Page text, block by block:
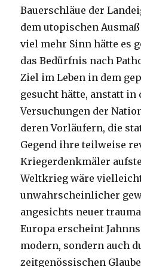
Bauerschläue der
dem utopischen
viel mehr Sinn hätte es
das Bedürfnis nach
Ziel im Leben in dem
gesucht hätte, anstatt in
Versuchungen der
deren Vorläufern, die
Gegend ihre teilweise
Kriegerdenkmäler
Weltkrieg wäre
unwahrscheinlicher
angesichts neuer
Europa erscheint
modern, sondern auch
zeitgenössischen